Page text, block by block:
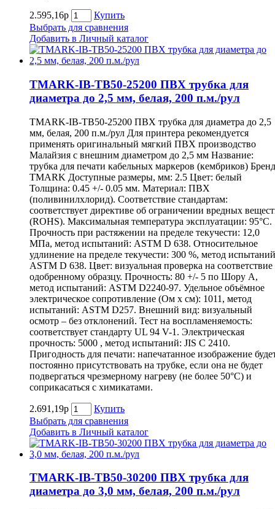
2.595,16р
Купить
Выбрать для сравнения
Добавить в Личный каталог
TMARK-IB-TB50-25200 ПВХ трубка для
диаметра до 2,5 мм, белая, 200 п.м./рул
TMARK-IB-TB50-25200 ПВХ трубка для диаметра до 2,5
мм, белая, 200 п.м./рул Для принтера рекомендуется
применять оригинальный мягкий ПВХ производство
Малайзия с внешним диаметром до 2,5 мм Название:
трубка для печати кабельных маркеров (кембриков)
TMARK Доступные размеры, мм: 2.5 Цвет: белый
Толщина: 0.45 +/- 0.05 мм. Материал: ПВХ
(поливинилхлорид). Соответствие стандартам:
соответствует директиве об ограничении вредных
(ROHS). Максимальная температура эксплуатации: 95°С.
Прочность при растяжении на пределе текучести: 12,0
МПа, метод испытаний: ASTM D 638. Относительное
удлинение на пределе текучести: 300 %, метод
ASTM D 638. Цвет: визуальная проверка на соответствие
одобренному образцу. Прочность: 80 +/- 5 по Шору А,
метод испытаний: ASTM D2240-97. Удельное объёмное
электрическое сопротивление (Ом х см): 1011, метод
испытаний: ASTM D257. Внешний вид: визуальный
осмотр – без отклонений. Тест на воспламеняемость:
соответствует стандарту UL 94 V-1. Электрическая
прочность: 5000 , метод испытаний: JIS C 2410.
Пригодность для печати: напечатанное изображение
постоянно присутствовать на трубке, если она не будет
подвергаться чрезмерному нагреву (не более 50°С) и
соприкасаться с химикатами.
2.691,19р
Купить
Выбрать для сравнения
Добавить в Личный каталог
TMARK-IB-TB50-30200 ПВХ трубка для
диаметра до 3,0 мм, белая, 200 п.м./рул